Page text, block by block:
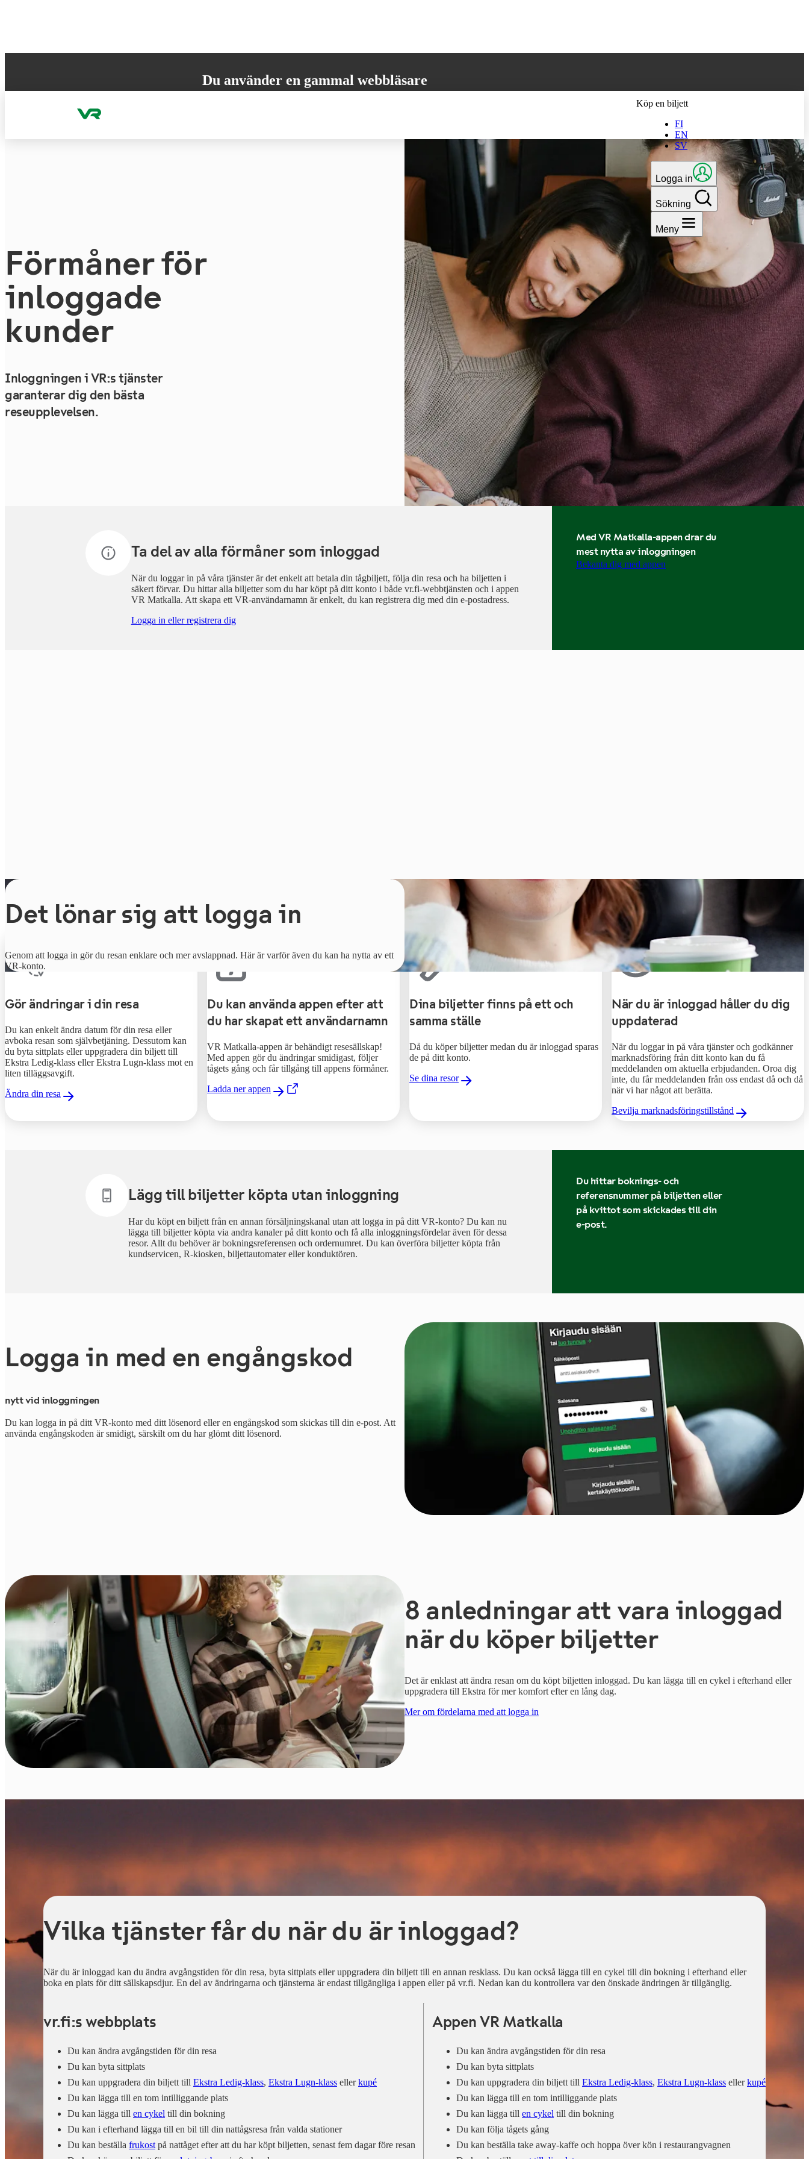
Du använder en gammal webbläsare
Köp en biljett
FI
EN
SV
Logga in
Sökning
Meny
Förmåner för
inloggade
kunder
Inloggningen i VR:s tjänster
garanterar dig den bästa
reseupplevelsen.
Ta del av alla förmåner som inloggad
När du loggar in på våra tjänster är det enkelt att betala din tågbiljett, följa din resa och ha biljetten i
säkert förvar. Du hittar alla biljetter som du har köpt på ditt konto i både vr.fi-webbtjänsten och i appen
VR Matkalla. Att skapa ett VR-användarnamn är enkelt, du kan registrera dig med din e-postadress.
Logga in eller registrera dig
Med VR Matkalla-appen drar du
mest nytta av inloggningen
Bekanta dig med appen
Det lönar sig att logga in
Genom att logga in gör du resan enklare och mer avslappnad. Här är varför även du kan ha nytta av ett
VR-konto.
Gör ändringar i din resa
Du kan enkelt ändra datum för din resa eller
avboka resan som självbetjäning. Dessutom kan
du byta sittplats eller uppgradera din biljett till
Ekstra Ledig-klass eller Ekstra Lugn-klass mot en
liten tilläggsavgift.
Ändra din resa
Du kan använda appen efter att
du har skapat ett användarnamn
VR Matkalla-appen är behändigt resesällskap!
Med appen gör du ändringar smidigast, följer
tågets gång och får tillgång till appens förmåner.
Ladda ner appen
,Öppnas i en ny flik
Dina biljetter finns på ett och
samma ställe
Då du köper biljetter medan du är inloggad sparas
de på ditt konto.
Se dina resor
När du är inloggad håller du dig
uppdaterad
När du loggar in på våra tjänster och godkänner
marknadsföring från ditt konto kan du få
meddelanden om aktuella erbjudanden. Oroa dig
inte, du får meddelanden från oss endast då och då
när vi har något att berätta.
Bevilja marknadsföringstillstånd
Lägg till biljetter köpta utan inloggning
Har du köpt en biljett från en annan försäljningskanal utan att logga in på ditt VR-konto? Du kan nu
lägga till biljetter köpta via andra kanaler på ditt konto och få alla inloggningsfördelar även för dessa
resor. Allt du behöver är bokningsreferensen och ordernumret. Du kan överföra biljetter köpta från
kundservicen, R-kiosken, biljettautomater eller konduktören.
Du hittar boknings- och
referensnummer på biljetten eller
på kvittot som skickades till din
e-post.
Logga in med en engångskod
nytt vid inloggningen
Du kan logga in på ditt VR-konto med ditt lösenord eller en engångskod som skickas till din e-post. Att
använda engångskoden är smidigt, särskilt om du har glömt ditt lösenord.
8 anledningar att vara inloggad
när du köper biljetter
Det är enklast att ändra resan om du köpt biljetten inloggad. Du kan lägga till en cykel i efterhand eller
uppgradera till Ekstra för mer komfort efter en lång dag.
Mer om fördelarna med att logga in
Vilka tjänster får du när du är inloggad?
När du är inloggad kan du ändra avgångstiden för din resa, byta sittplats eller uppgradera din biljett till en annan resklass. Du kan också lägga till en cykel till din bokning i efterhand eller
boka en plats för ditt sällskapsdjur. En del av ändringarna och tjänsterna är endast tillgängliga i appen eller på vr.fi. Nedan kan du kontrollera var den önskade ändringen är tillgänglig.
vr.fi:s webbplats
Du kan ändra avgångstiden för din resa
Du kan byta sittplats
Du kan uppgradera din biljett till Ekstra Ledig-klass, Ekstra Lugn-klass ellerkupé
Du kan lägga till en tom intilliggande plats
Du kan lägga till en cykel till din bokning
Du kan i efterhand lägga till en bil till din nattågsresa från valda stationer
Du kan beställa frukost på nattåget efter att du har köpt biljetten, senast fem dagar före resan
Appen VR Matkalla
Du kan ändra avgångstiden för din resa
Du kan byta sittplats
Du kan uppgradera din biljett till Ekstra Ledig-klass, Ekstra Lugn-klass ellerkupé
Du kan lägga till en tom intilliggande plats
Du kan lägga till en cykel till din bokning
Du kan följa tågets gång
Du kan beställa take away-kaffe och hoppa över kön i restaurangvagnen